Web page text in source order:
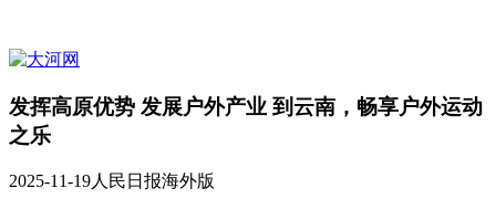
发挥高原优势 发展户外产业 到云南，畅享户外运动
之乐
2025-11-19人民日报海外版